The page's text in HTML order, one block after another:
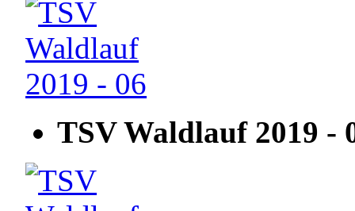
TSV Waldlauf 2019 -